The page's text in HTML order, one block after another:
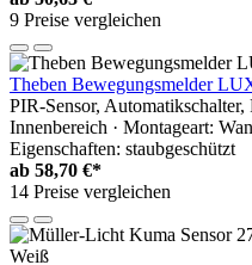
9 Preise vergleichen
Theben Bewegungsmelder
PIR-Sensor, Automatikschalter,
Innenbereich · Montageart:
Eigenschaften: staubgeschützt
ab 58,70 €*
14 Preise vergleichen